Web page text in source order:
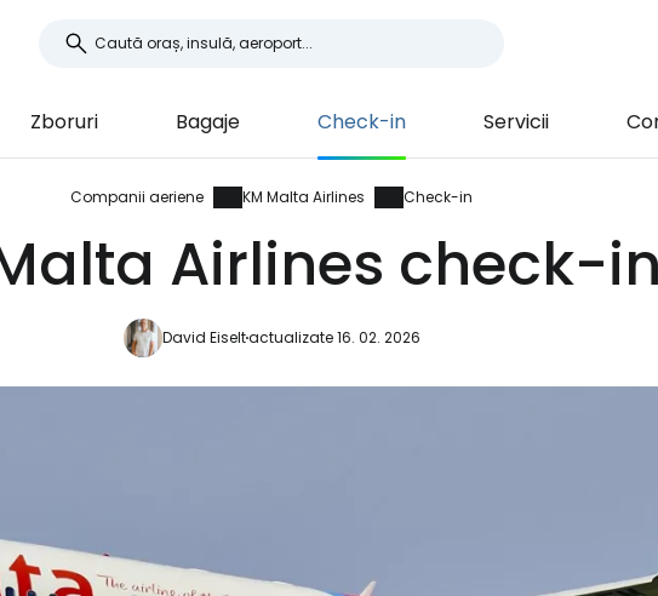
Zboruri Bagaje Check-in Servicii
Companii aeriene KM Malta Airlines Check-in
Airlines check-in
David Eiseltactualizate 16. 02. 2026